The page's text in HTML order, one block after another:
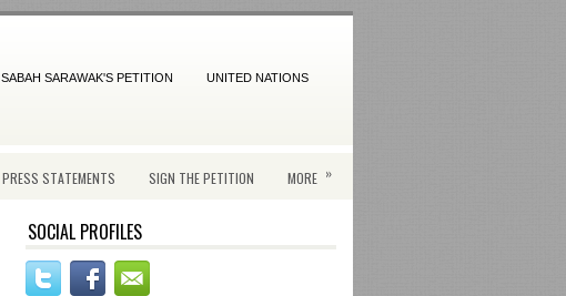
SABAH SARAWAK'S PETITION UNITED NATIONS
PRESS STATEMENTS SIGN THE PETITION MORE »
SOCIAL PROFILES